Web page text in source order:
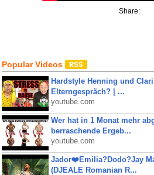
Share:
Popular Videos
Hardstyle Henning und
Elterngespräch? | ...
youtube.com
Wer hat in 1 Monat mehr
berraschende Ergeb...
youtube.com
Jador❤️Emilia?Dodo?Jay
(DJEALE Romanian R...